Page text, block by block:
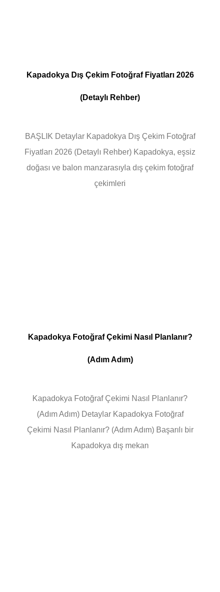
Kapadokya Dış Çekim Fotoğraf Fiyatları 2026
(Detaylı Rehber)
BAŞLIK Detaylar Kapadokya Dış Çekim Fotoğraf
Fiyatları 2026 (Detaylı Rehber) Kapadokya, eşsiz
doğası ve balon manzarasıyla dış çekim fotoğraf
çekimleri
Kapadokya Fotoğraf Çekimi Nasıl Planlanır?
(Adım Adım)
Kapadokya Fotoğraf Çekimi Nasıl Planlanır?
(Adım Adım) Detaylar Kapadokya Fotoğraf
Çekimi Nasıl Planlanır? (Adım Adım) Başarılı bir
Kapadokya dış mekan